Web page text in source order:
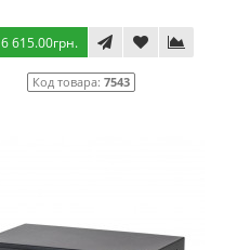
6 615.00грн.
Код товара:7543